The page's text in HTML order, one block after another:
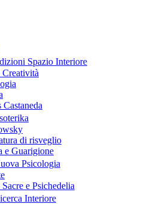
Spazio Interiore
Creatività
Castaneda
di risveglio
e Guarigione
Psicologia
Sacre e Psichedelia
Interiore